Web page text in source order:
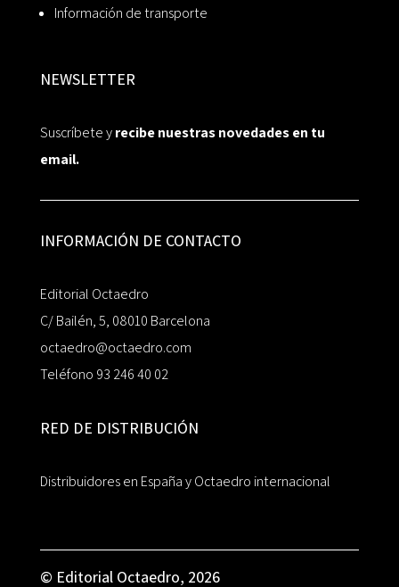
Información de transporte
NEWSLETTER
Suscríbete yrecibe nuestras novedades en tu
email.
INFORMACIÓN DE CONTACTO
Editorial Octaedro
C/ Bailén, 5, 08010 Barcelona
octaedro@octaedro.com
Teléfono 93 246 40 02
RED DE DISTRIBUCIÓN
Distribuidores en España y Octaedro internacional
© Editorial Octaedro, 2026